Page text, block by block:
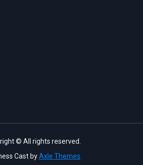
© All rights reserved.
Cast byAxle Themes